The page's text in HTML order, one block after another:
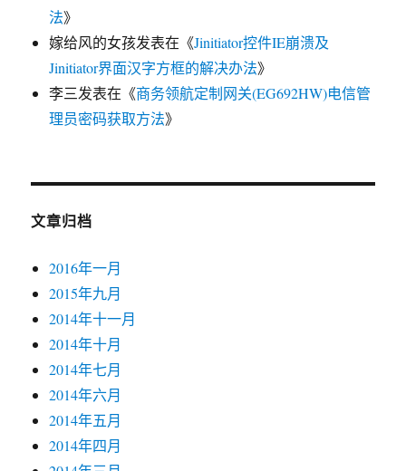
法》
嫁给风的女孩发表在《Jinitiator控件IE崩溃及
Jinitiator界面汉字方框的解决办法》
李三发表在《商务领航定制网关(EG692HW)电信管
理员密码获取方法》
文章归档
2016年一月
2015年九月
2014年十一月
2014年十月
2014年七月
2014年六月
2014年五月
2014年四月